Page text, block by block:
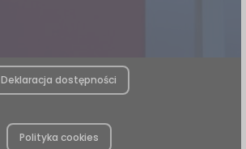
Deklaracja dostępności
Polityka cookies